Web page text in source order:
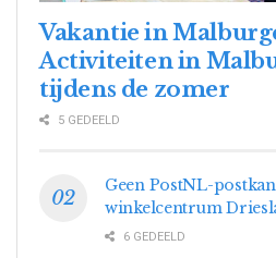
Vakantie in
Activiteiten in
tijdens de zomer
5 GEDEELD
Geen PostNL-
winkelcentrum
6 GEDEELD